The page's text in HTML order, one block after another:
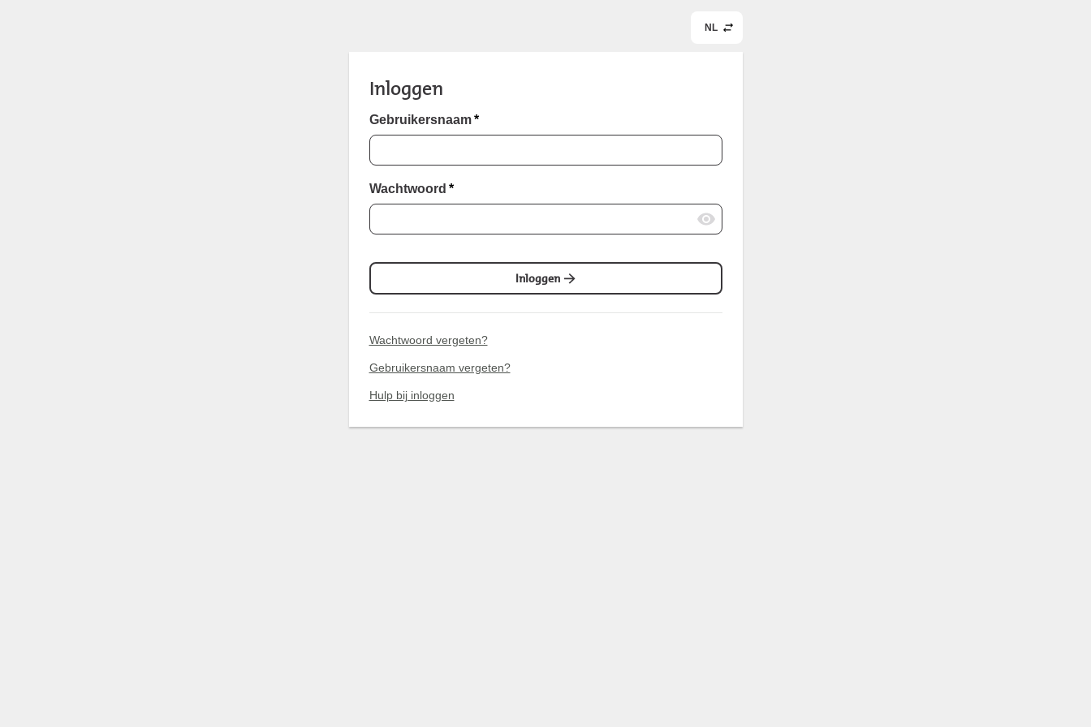
NL
Inloggen
Gebruikersnaam *
Wachtwoord *
Inloggen
Wachtwoord vergeten?
Gebruikersnaam vergeten?
Hulp bij inloggen